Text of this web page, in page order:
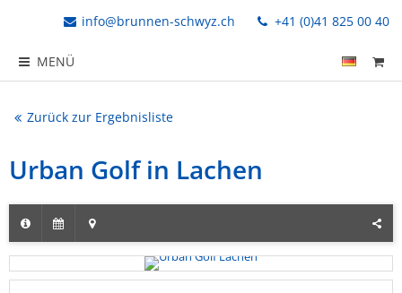
info@brunnen-schwyz.ch +41 (0)41 825 00 40
MENÜ
Zurück zur Ergebnisliste
Urban Golf in Lachen